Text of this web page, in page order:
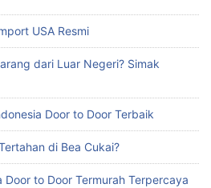
USA Resmi
dari Luar Negeri? Simak
Door to Door Terbaik
di Bea Cukai?
to Door Termurah Terpercaya